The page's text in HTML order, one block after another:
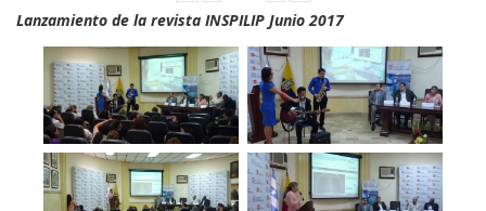
Lanzamiento de la revista INSPILIP Junio 2017